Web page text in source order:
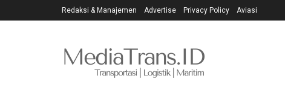
Redaksi & Manajemen Advertise Privacy Policy Aviasi